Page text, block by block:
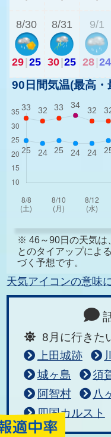
8/30
29|25
8/31
30|25
9/1
28 24
90日間気温(最高・
※ 46～90日の天気は
とのタイアップによ
づく予想です。
天気アイコンの意味
8月に行きた
上田城跡
城ヶ島
須
阿智村
八
四国カルスト